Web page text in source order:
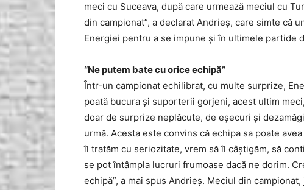
meci cu Suceava, după care urmează meciul cu
din campionat”, a declarat Andrieş, care simte că
Energiei pentru a se impune şi în ultimele partide
“Ne putem bate cu orice echipă”
Într-un campionat echilibrat, cu multe surprize,
poată bucura şi suporterii gorjeni, acest ultim
doar de surprize neplăcute, de eşecuri şi
urmă. Acesta este convins că echipa sa poate
îl tratăm cu seriozitate, vrem să îl câştigăm, să
se pot întâmpla lucruri frumoase dacă ne dorim.
echipă”, a mai spus Andrieş. Meciul din